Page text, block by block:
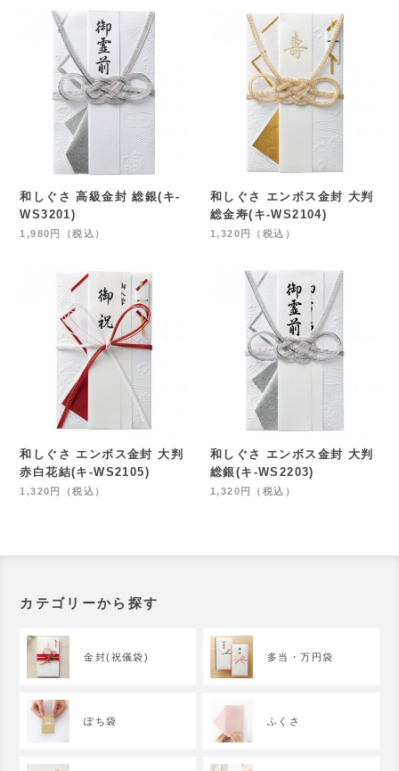
和しぐさ 高級金封 総銀(キ-
WS3201)
1,980円（税込）
和しぐさ エンボス金封 大判
総金寿(キ-WS2104)
1,320円（税込）
和しぐさ エンボス金封 大判
赤白花結(キ-WS2105)
1,320円（税込）
和しぐさ エンボス金封 大判
総銀(キ-WS2203)
1,320円（税込）
カテゴリーから探す
金封(祝儀袋) 多当・万円袋
ぽち袋 ふくさ